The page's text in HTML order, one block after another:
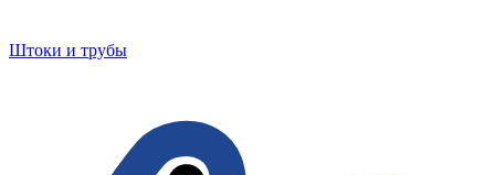
Штоки и трубы